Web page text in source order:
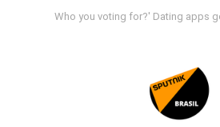
Who you voting for?' Dating apps